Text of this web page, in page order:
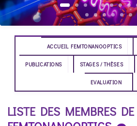
ACCUEIL FEMTONANOOPTICS
PUBLICATIONS STAGES / THÈSES
EVALUATION
LISTE DES MEMBRES DE